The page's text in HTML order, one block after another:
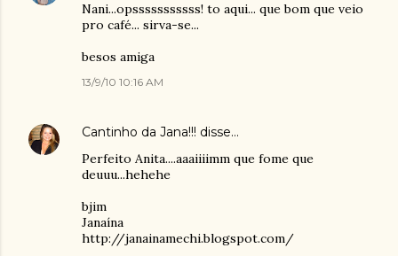
Nani...opsssssssssss! to aqui... que bom que veio
pro café... sirva-se...
besos amiga
13/9/10 10:16 AM
Cantinho da Jana!!! disse…
Perfeito Anita....aaaiiiimm que fome que
deuuu...hehehe
bjim
Janaína
http://janainamechi.blogspot.com/